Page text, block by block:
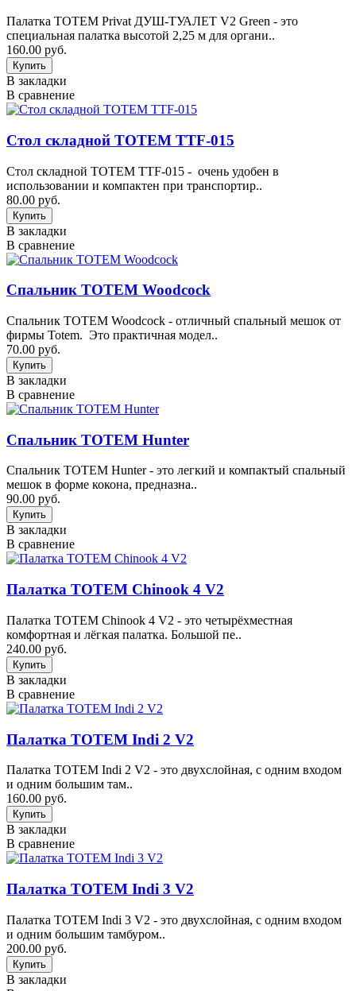
Палатка TOTEM Privat ДУШ-ТУАЛЕТ V2 Green - это
специальная палатка высотой 2,25 м для органи..
160.00 руб.
В закладки
В сравнение
Стол складной TOTEM TTF-015
Стол складной TOTEM TTF-015 - очень удобен в
использовании и компактен при транспортир..
80.00 руб.
В закладки
В сравнение
Спальник TOTEM Woodcock
Спальник TOTEM Woodcock - отличный спальный мешок от
фирмы Totem. Это практичная модел..
70.00 руб.
В закладки
В сравнение
Спальник TOTEM Hunter
Спальник TOTEM Hunter - это легкий и компактый спальный
мешок в форме кокона, предназна..
90.00 руб.
В закладки
В сравнение
Палатка TOTEM Chinook 4 V2
Палатка TOTEM Chinook 4 V2 - это четырёхместная
комфортная и лёгкая палатка. Большой пе..
240.00 руб.
В закладки
В сравнение
Палатка TOTEM Indi 2 V2
Палатка TOTEM Indi 2 V2 - это двухслойная, с одним входом
и одним большим там..
160.00 руб.
В закладки
В сравнение
Палатка TOTEM Indi 3 V2
Палатка TOTEM Indi 3 V2 - это двухслойная, с одним входом
и одним большим тамбуром..
200.00 руб.
В закладки